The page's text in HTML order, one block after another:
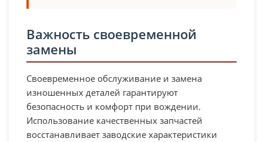
Важность своевременной
замены
Своевременное обслуживание и замена
изношенных деталей гарантируют
безопасность и комфорт при вождении.
Использование качественных запчастей
восстанавливает заводские характеристики